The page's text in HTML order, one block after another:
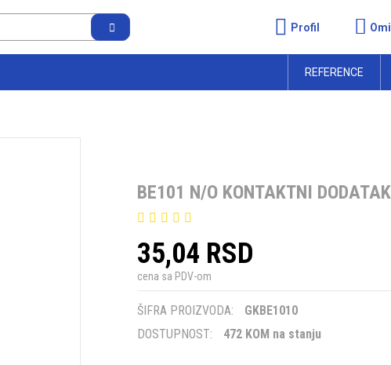
Profil
REFERENCE
BE101 N/O KONTAKTNI DODATAK
35,04 RSD
cena sa PDV-om
ŠIFRA PROIZVODA:
GKBE1010
DOSTUPNOST:
472 KOM na stanju